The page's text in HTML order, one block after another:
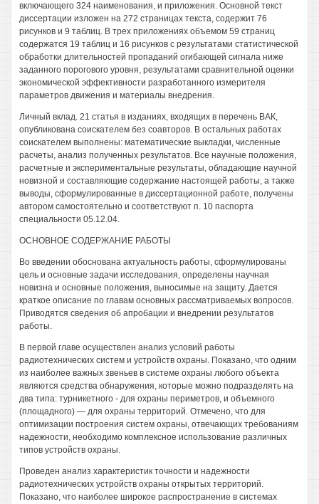
включающего 324 наименования, и приложения. Основной текст
диссертации изложен на 272 страницах текста, содержит 76
рисунков и 9 таблиц. В трех приложениях объемом 59 страниц
содержатся 19 таблиц и 16 рисунков с результатами статистической
обработки длительностей пропаданий огибающей сигнала ниже
заданного порогового уровня, результатами сравнительной оценки
экономической эффективности разработанного измерителя
параметров движения и материалы внедрения.
Личный вклад. 21 статья в изданиях, входящих в перечень ВАК,
опубликована соискателем без соавторов. В остальных работах
соискателем выполнены: математические выкладки, численные
расчеты, анализ полученных результатов. Все научные положения,
расчетные и экспериментальные результаты, обладающие научной
новизной и составляющие содержание настоящей работы, а также
выводы, сформулированные в диссертационной работе, получены
автором самостоятельно и соответствуют п. 10 паспорта
специальности 05.12.04.
ОСНОВНОЕ СОДЕРЖАНИЕ РАБОТЫ
Во введении обоснована актуальность работы, сформулированы
цель и основные задачи исследования, определены научная
новизна и основные положения, выносимые на защиту. Дается
краткое описание по главам основных рассматриваемых вопросов.
Приводятся сведения об апробации и внедрении результатов
работы.
В первой главе осуществлен анализ условий работы
радиотехнических систем и устройств охраны. Показано, что одним
из наиболее важных звеньев в системе охраны любого объекта
являются средства обнаружения, которые можно подразделять на
два типа: турникетного - для охраны периметров, и объемного
(площадного) — для охраны территорий. Отмечено, что для
оптимизации построения систем охраны, отвечающих требованиям
надежности, необходимо комплексное использование различных
типов устройств охраны.
Проведен анализ характеристик точности и надежности
радиотехнических устройств охраны открытых территорий.
Показано, что наиболее широкое распространение в системах